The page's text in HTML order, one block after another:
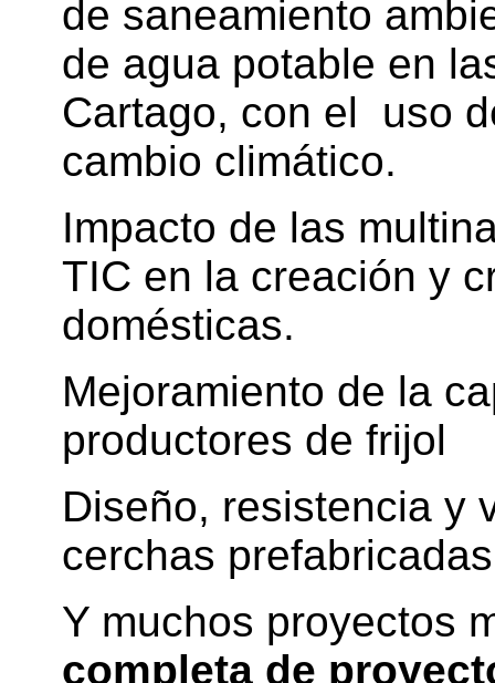
de saneamiento
de agua potable en
Cartago, con el uso
cambio climático.
Impacto de las
TIC en la creación y
domésticas.
Mejoramiento de la
productores de frijol
Diseño, resistencia y
cerchas
Y muchos proyectos
completa de